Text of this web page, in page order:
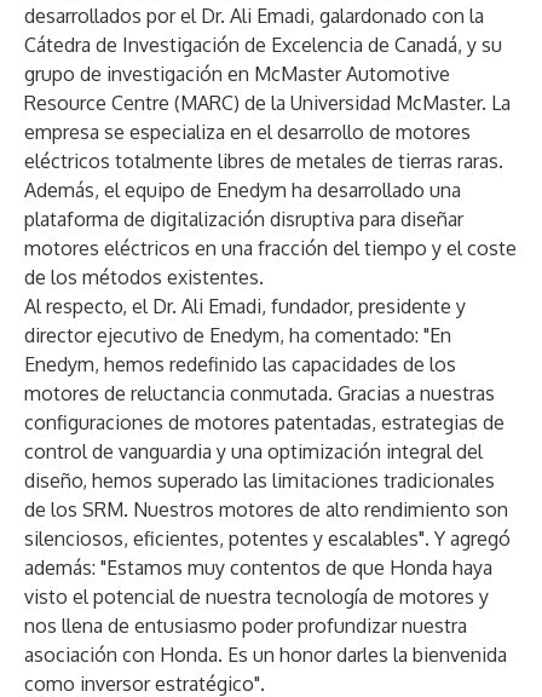
desarrollados por el Dr. Ali Emadi, galardonado con la
Cátedra de Investigación de Excelencia de Canadá, y su
grupo de investigación en McMaster Automotive
Resource Centre (MARC) de la Universidad McMaster. La
empresa se especializa en el desarrollo de motores
eléctricos totalmente libres de metales de tierras raras.
Además, el equipo de Enedym ha desarrollado una
plataforma de digitalización disruptiva para diseñar
motores eléctricos en una fracción del tiempo y el coste
de los métodos existentes.
Al respecto, el Dr. Ali Emadi, fundador, presidente y
director ejecutivo de Enedym, ha comentado: "En
Enedym, hemos redefinido las capacidades de los
motores de reluctancia conmutada. Gracias a nuestras
configuraciones de motores patentadas, estrategias de
control de vanguardia y una optimización integral del
diseño, hemos superado las limitaciones tradicionales
de los SRM. Nuestros motores de alto rendimiento son
silenciosos, eficientes, potentes y escalables". Y agregó
además: "Estamos muy contentos de que Honda haya
visto el potencial de nuestra tecnología de motores y
nos llena de entusiasmo poder profundizar nuestra
asociación con Honda. Es un honor darles la bienvenida
como inversor estratégico".